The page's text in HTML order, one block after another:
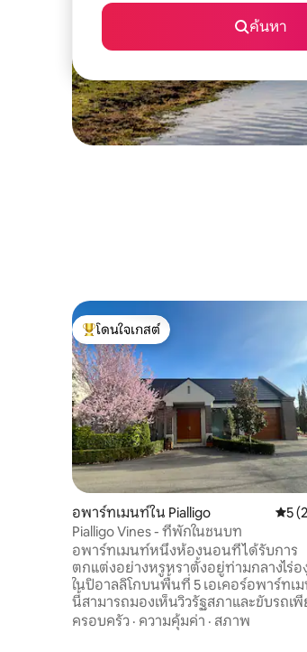
ค้นหา
โดนใจเกสต์ที่สุด
โดนใจเกสต์
อพาร์ทเมนท์ใน Pialligo คะแ
5
Pialligo Vines - ที่พักในชนบท
อพาร์ทเมนท์หนึ่งห้องนอนที่ได้รับการ
ตกแต่งอย่างหรูหราตั้งอยู่ท่ามกลางไร่อ
ในปิอาลลิโกบนพื้นที่ 5 เอเคอร์อพาร์ทเ
นี้สามารถมองเห็นวิวรัฐสภาและขับรถเพี
8 นาทีไปยังเมืองแคนเบอร์ราและขับรถ 3
นาทีไปยังสนามบิน เดินเพียงไม่กี่นาทีก็ถึง
ครอบครัว · ความคุ้มค่า · สภาพ